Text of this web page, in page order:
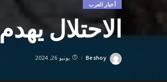
أخبار العرب
الاحتلال
Posted
Beshoy يونيو 26, 2024